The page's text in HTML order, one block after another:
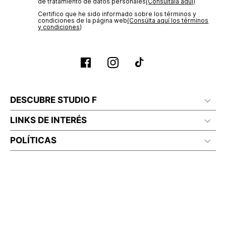
Certifico que he sido informado sobre los términos y
condiciones de la página web‎(Consúlta aquí los términos
y condiciones)
DESCUBRE STUDIO F
LINKS DE INTERÉS
POLÍTICAS